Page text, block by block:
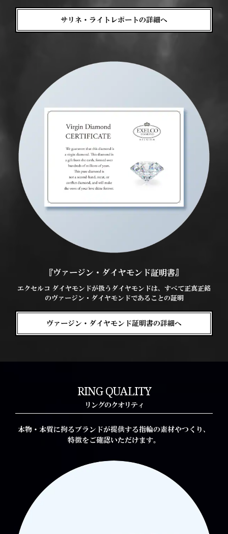
サリネ・ライトレポートの詳細へ
『ヴァージン・ダイヤモンド証明書』
エクセルコ ダイヤモンドが扱うダイヤモンドは、すべて正真正銘
のヴァージン・ダイヤモンドであることの証明
ヴァージン・ダイヤモンド証明書の詳細へ
RING QUALITY
リングのクオリティ
本物・本質に拘るブランドが提供する指輪の素材やつくり、
特徴をご確認いただけます。